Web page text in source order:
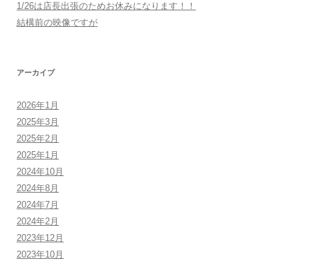
1/26は店長出張のためお休みになります！！
結構前の映像ですが
アーカイブ
2026年1月
2025年3月
2025年2月
2025年1月
2024年10月
2024年8月
2024年7月
2024年2月
2023年12月
2023年10月